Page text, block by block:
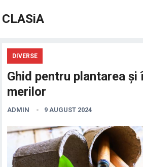
CLASiA
DIVERSE
Ghid pentru plantarea și
merilor
ADMIN 9 AUGUST 2024